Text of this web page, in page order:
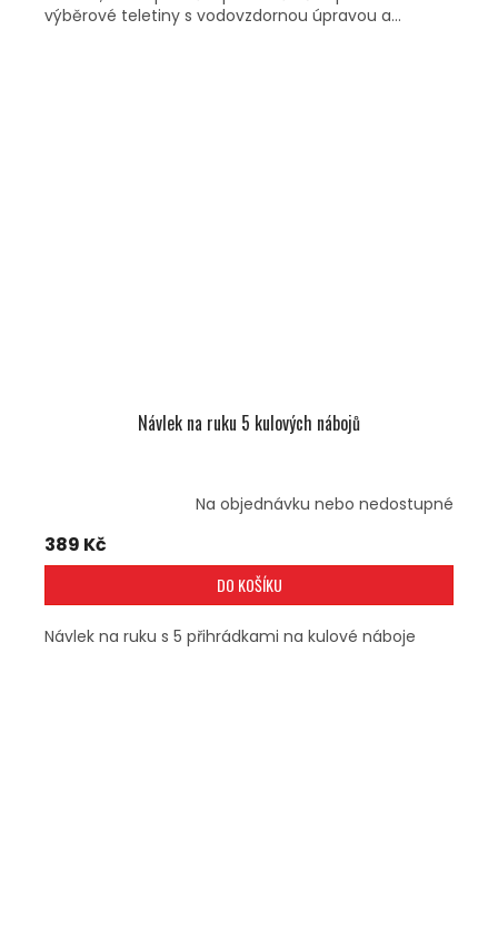
výběrové teletiny s vodovzdornou úpravou a...
Návlek na ruku 5 kulových nábojů
Na objednávku nebo nedostupné
389 Kč
DO KOŠÍKU
Návlek na ruku s 5 přihrádkami na kulové náboje